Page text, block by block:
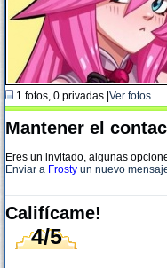
1 fotos, 0 privadas | Ver fotos
Mantener el
Eres un invitado, algunas
Enviar a Frosty un nuevo
Califícame!
4/5